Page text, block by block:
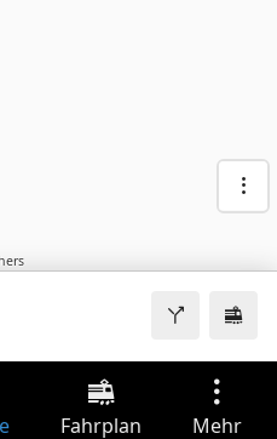
Fahrplan Mehr